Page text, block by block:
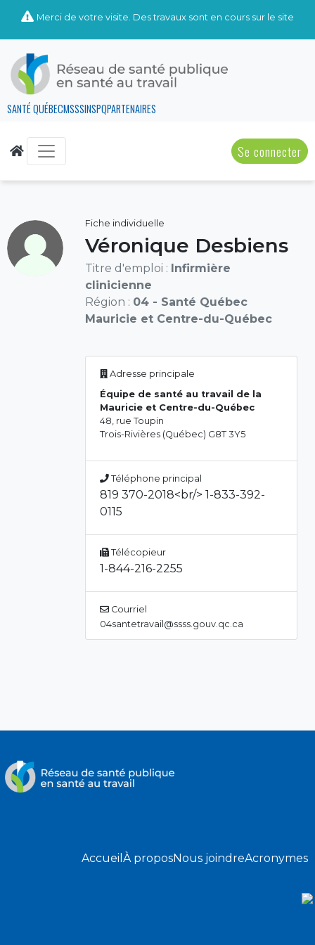
Merci de votre visite. Des travaux sont en cours sur le site
SANTÉ QUÉBECMSSSINSPQPARTENAIRES
Se connecter
Fiche individuelle
Véronique Desbiens
Titre d'emploi : Infirmière
clinicienne
Région : 04 - Santé Québec
Mauricie et Centre-du-Québec
Adresse principale
Équipe de santé au travail de la
Mauricie et Centre-du-Québec
48, rue Toupin
Trois-Rivières (Québec) G8T 3Y5
Téléphone principal
819 370-2018<br/> 1-833-392-
0115
Télécopieur
1-844-216-2255
Courriel
04santetravail@ssss.gouv.qc.ca
Accueil À proposNous joindreAcronymes